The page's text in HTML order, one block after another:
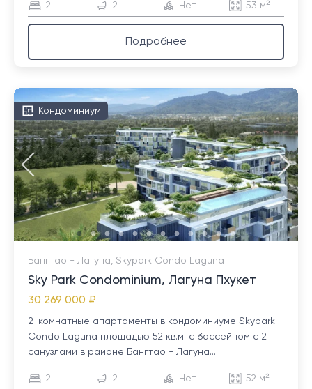
2 2 Нет 53 м²
Подробнее
Кондоминиум
Бангтао - Лагуна, Skypark Condo Laguna
Sky Park Condominium, Лагуна Пхукет
30 269 000 ₽
2-комнатные апартаменты в кондоминиуме Skypark
Condo Laguna площадью 52 кв.м. с бассейном с 2
санузлами в районе Бангтао - Лагуна...
2 2 Нет 52 м²